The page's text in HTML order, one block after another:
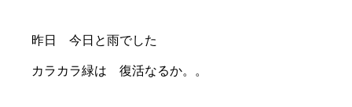
昨日 今日と雨でした
カラカラ緑は 復活なるか。。